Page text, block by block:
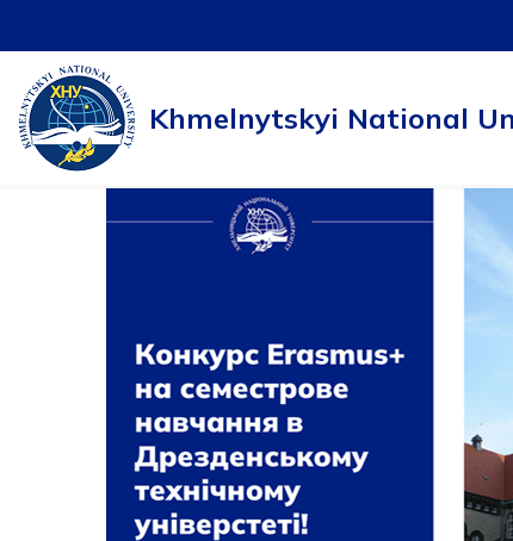
to
content
Khmelnytskyi National